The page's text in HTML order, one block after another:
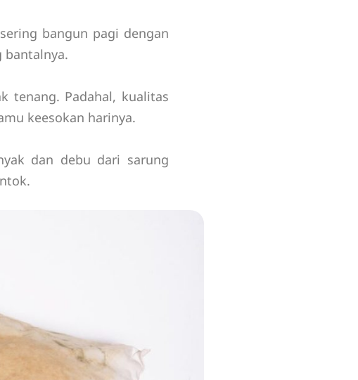
bangun pagi dengan
bantalnya.
tenang. Padahal, kualitas
keesokan harinya.
dan debu dari sarung